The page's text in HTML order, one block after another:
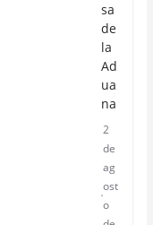
sa
de
la
Ad
ua
na
2
de
ag
ost
o